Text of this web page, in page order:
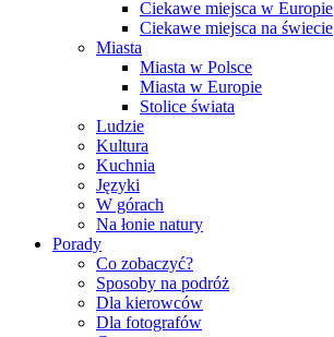
Ciekawe miejsca w Europie
Ciekawe miejsca na świecie
Miasta
Miasta w Polsce
Miasta w Europie
Stolice świata
Ludzie
Kultura
Kuchnia
Języki
W górach
Na łonie natury
Porady
Co zobaczyć?
Sposoby na podróż
Dla kierowców
Dla fotografów